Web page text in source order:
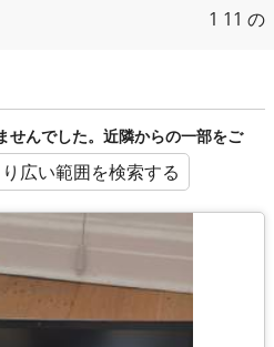
1 11 の
せんでした。近隣からの一部をご
広い範囲を検索する